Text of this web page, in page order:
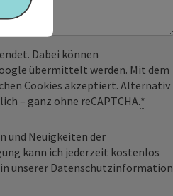
Dabei können
übermittelt werden. Mit dem
Cookies akzeptiert. Alternativ
– ganz ohne reCAPTCHA.*
und Neuigkeiten der
kann ich jederzeit kostenlos
unserer Datenschutzinformation